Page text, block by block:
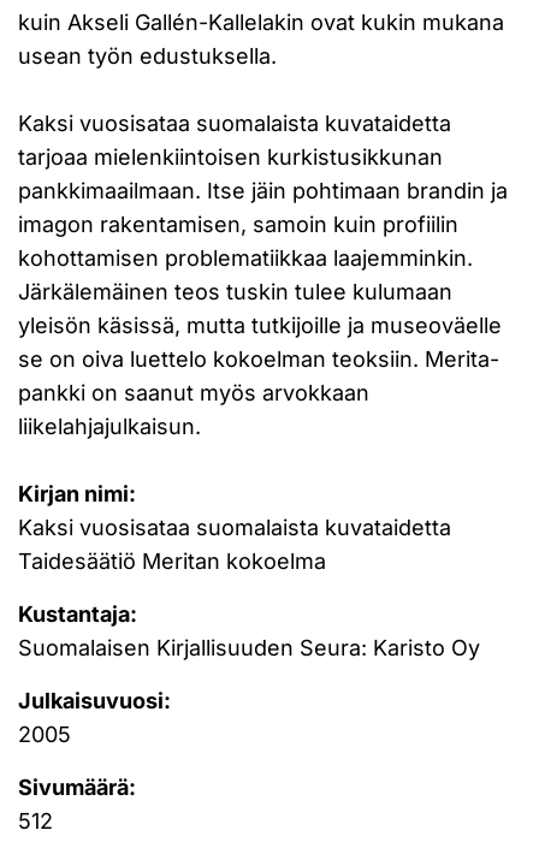
kuin Akseli Gallén-Kallelakin ovat kukin mukana
usean työn edustuksella.
Kaksi vuosisataa suomalaista kuvataidetta
tarjoaa mielenkiintoisen kurkistusikkunan
pankkimaailmaan. Itse jäin pohtimaan brandin ja
imagon rakentamisen, samoin kuin profiilin
kohottamisen problematiikkaa laajemminkin.
Järkälemäinen teos tuskin tulee kulumaan
yleisön käsissä, mutta tutkijoille ja museoväelle
se on oiva luettelo kokoelman teoksiin. Merita-
pankki on saanut myös arvokkaan
liikelahjajulkaisun.
Kirjan nimi:
Kaksi vuosisataa suomalaista kuvataidetta
Taidesäätiö Meritan kokoelma
Kustantaja:
Suomalaisen Kirjallisuuden Seura: Karisto Oy
Julkaisuvuosi:
2005
Sivumäärä:
512